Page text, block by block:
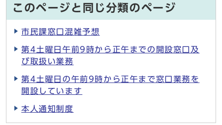
このページと同じ分類のページ
市民課窓口混雑予想
第4土曜日午前9時から正午までの開設窓口及
び取扱い業務
第4土曜日の午前9時から正午まで窓口業務を
開設しています
本人通知制度